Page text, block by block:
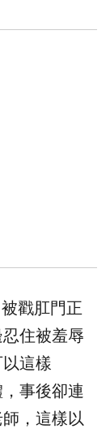
戳肛門正
住被羞辱
這樣
事後卻連
，這樣以